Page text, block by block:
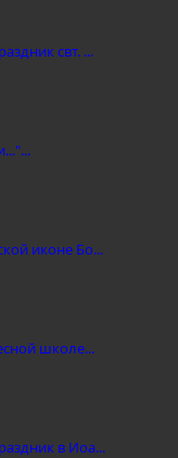
свт. ...
иконе Бо...
школе...
в Иоа...